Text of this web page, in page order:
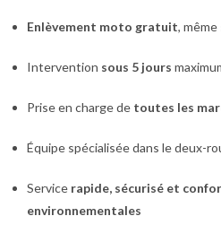
Enlèvement moto gratuit,
Intervention sous 5 jours
Prise en charge de toutes les
Équipe spécialisée dans le deux-
Service rapide, sécurisé et
environnementales